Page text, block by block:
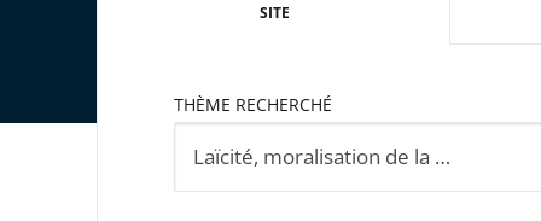
SITE
THÈME RECHERCHÉ